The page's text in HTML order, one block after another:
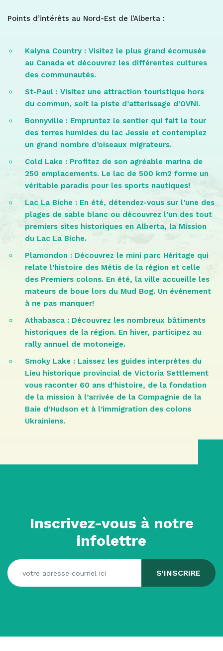
Points d’intérêts au Nord-Est de l’Alberta :
Kalyna Country : Visitez le plus grand écomusée
au Canada et découvrez les différentes cultures
des communautés.
St-Paul : Visitez une attraction touristique hors
du commun, soit la piste d’atterissage d’OVNI.
Bonnyville : Empruntez le sentier qui fait le tour
des terres humides du lac Jessie et contemplez
un grand nombre d’oiseaux migrateurs.
Cold Lake : Profitez de son agréable marina de
250 emplacements. Le lac de 500 km2 forme un
véritable paradis pour les sports nautiques!
Lac La Biche : En été, détendez-vous sur l’une des
plages de sable blanc ou découvrez l’un des tout
premiers sites historiques en Alberta, la Mission
du Lac La Biche.
Plamondon : Découvrez le mini parc Héritage qui
relate l’histoire des Métis de la région et celle
des Premiers colons. En été, la ville accueille les
mateurs de boue lors du Mud Bog. Un événement
à ne pas manquer!
Athabasca : Découvrez les nombreux bâtiments
historiques de la région. En hiver, participez au
rally annuel de motoneige.
Smoky Lake : Laissez les guides interprètes du
Lieu historique provincial de Victoria Settlement
vous raconter 60 ans d’histoire, de la fondation
de la mission à l’arrivée de la Compagnie de la
Baie d’Hudson et à l’immigration des colons
Ukrainiens.
Inscrivez-vous à notre
infolettre